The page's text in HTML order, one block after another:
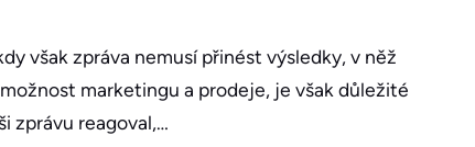
však zpráva nemusí přinést výsledky, v něž
marketingu a prodeje, je však důležité
zprávu reagoval,…